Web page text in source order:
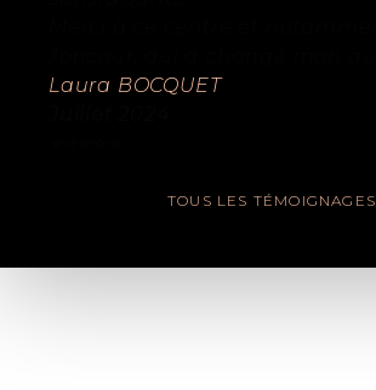
Laura BOCQUET
TOUS LES TÉMOIGNAGES